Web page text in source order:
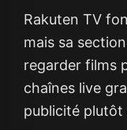
Rakuten TV
mais sa
regarder films
chaînes live
publicité plutôt